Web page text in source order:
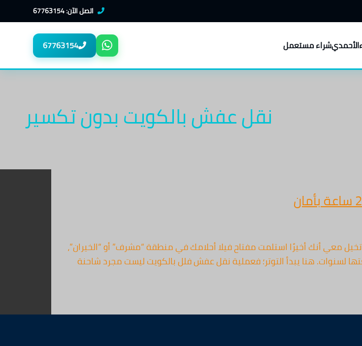
اتصل الآن: 67763154
الأحمديشراء مستعمل 67763154
نقل عفش بالكويت بدون تكسير
معي أنك أخيرًا استلمت مفتاح فيلا أحلامك في منطقة “مشرف” أو “الخيران”،
لسنوات. هنا يبدأ التوتر؛ فعملية نقل عفش فلل بالكويت ليست مجرد شاحنة